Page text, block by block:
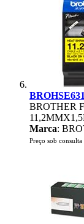
BROTHER
Marca:
Preço sob consulta